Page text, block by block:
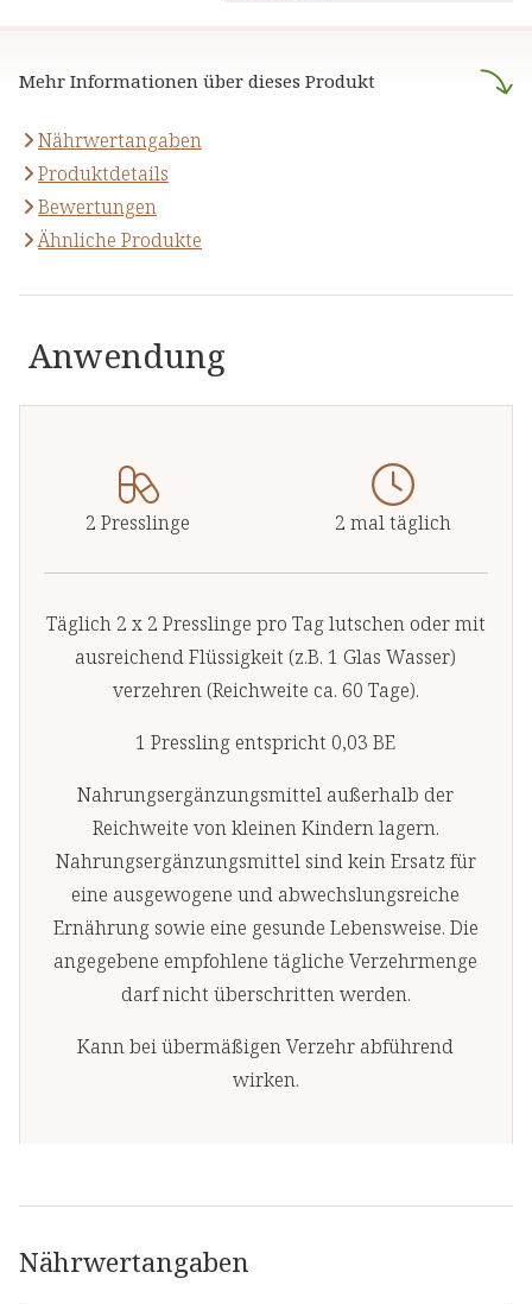
Wohlbefinden.
Mehr Informationen über dieses Produkt
Nährwertangaben
Produktdetails
Bewertungen
Ähnliche Produkte
Anwendung
2 Presslinge 2 mal täglich
Täglich 2 x 2 Presslinge pro Tag lutschen oder mit
ausreichend Flüssigkeit (z.B. 1 Glas Wasser)
verzehren (Reichweite ca. 60 Tage).
1 Pressling entspricht 0,03 BE
Nahrungsergänzungsmittel außerhalb der
Reichweite von kleinen Kindern lagern.
Nahrungsergänzungsmittel sind kein Ersatz für
eine ausgewogene und abwechslungsreiche
Ernährung sowie eine gesunde Lebensweise. Die
angegebene empfohlene tägliche Verzehrmenge
darf nicht überschritten werden.
Kann bei übermäßigen Verzehr abführend
wirken.
Nährwertangaben
stützen.